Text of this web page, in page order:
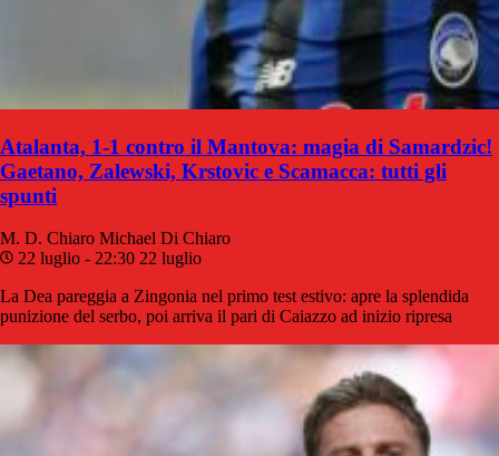
Atalanta, 1-1 contro il Mantova: magia di Samardzic!
Gaetano, Zalewski, Krstovic e Scamacca: tutti gli
spunti
M. D. Chiaro Michael Di Chiaro
22 luglio - 22:30 22 luglio
La Dea pareggia a Zingonia nel primo test estivo: apre la splendida
punizione del serbo, poi arriva il pari di Caiazzo ad inizio ripresa